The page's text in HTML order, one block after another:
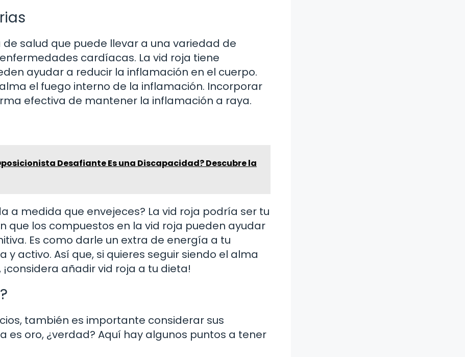
salud que puede llevar a una variedad de
cardíacas. La vid roja tiene
ayudar a reducir la inflamación en el cuerpo.
el fuego interno de la inflamación. Incorporar
efectiva de mantener la inflamación a raya.
Desafiante Es una Discapacidad? Descubre la
a medida que envejeces? La vid roja podría ser tu
que los compuestos en la vid roja pueden ayudar
Es como darle un extra de energía a tu
activo. Así que, si quieres seguir siendo el alma
añadir vid roja a tu dieta!
también es importante considerar sus
es oro, ¿verdad? Aquí hay algunos puntos a tener